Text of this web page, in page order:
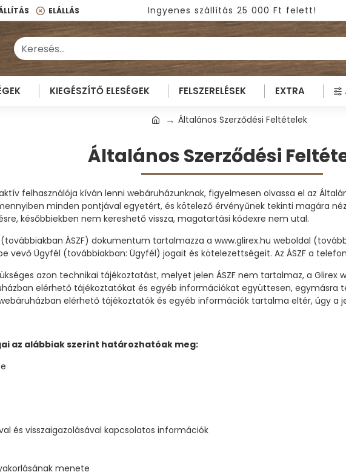
ELÁLLÁS Ingyenes szállítás 25 000 Ft felett!
KIEGÉSZÍTŐ ELESÉGEK FELSZERELÉSEK EXTRA
Általános Szerződési Feltételek
Általános Szerződési
felhasználója kíván lenni webáruházunknak, figyelmesen olvassa el az
minden pontjával egyetért, és kötelező érvényűnek tekinti magára
későbbiekben nem kereshető vissza, magatartási kódexre nem utal.
ÁSZF) dokumentum tartalmazza a www.glirex.hu weboldal
vevő Ügyfél (továbbiakban: Ügyfél) jogait és kötelezettségeit. Az ÁSZF a
azon technikai tájékoztatást, melyet jelen ÁSZF nem tartalmaz, a
elérhető tájékoztatókat és egyéb információkat együttesen, egymásra
elérhető tájékoztatók és egyéb információk tartalma eltér, úgy a
az alábbiak szerint határozhatóak meg:
és visszaigazolásával kapcsolatos információk
menete